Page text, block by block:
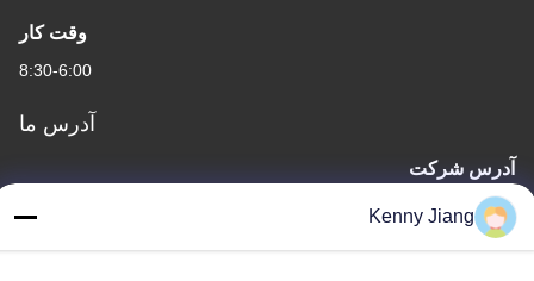
وقت کار
8:30-6:00
آدرس ما
آدرس شرکت
Kenny Jiang